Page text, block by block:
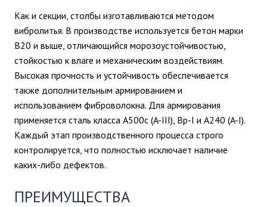
Как и секции, столбы изготавливаются методом
вибролитья. В производстве используется бетон марки
В20 и выше, отличающийся морозоустойчивостью,
стойкостью к влаге и механическим воздействиям.
Высокая прочность и устойчивость обеспечивается
также дополнительным армированием и
использованием фиброволокна. Для армирования
применяется сталь класса А500с (A-III), Bp-I и А240 (A-I).
Каждый этап производственного процесса строго
контролируется, что полностью исключает наличие
каких-либо дефектов.
ПРЕИМУЩЕСТВА